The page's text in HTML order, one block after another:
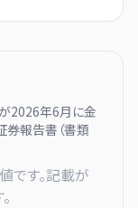
2026年6月に金
報告書（書類
す。記載が